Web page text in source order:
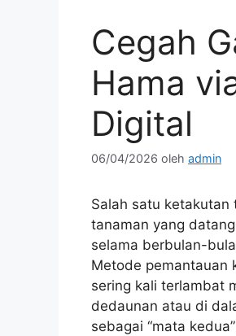
Cegah
Hama
Digital
06/04/2026 oleh admin
Salah satu ketakutan
tanaman yang
selama berbulan-
Metode pemantauan
sering kali terlambat
dedaunan atau di
sebagai “mata